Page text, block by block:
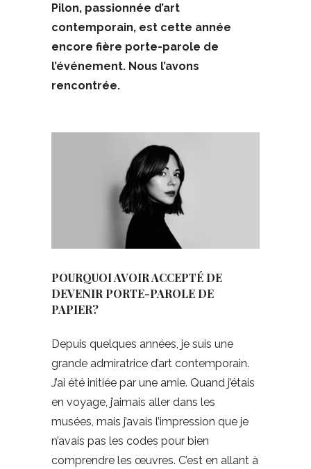
Pilon, passionnée d’art
contemporain, est cette année
encore fière porte-parole de
l’événement. Nous l’avons
rencontrée.
POURQUOI AVOIR ACCEPTÉ DE
DEVENIR PORTE-PAROLE DE
PAPIER?
Depuis quelques années, je suis une
grande admiratrice d’art contemporain.
J’ai été initiée par une amie. Quand j’étais
en voyage, j’aimais aller dans les
musées, mais j’avais l’impression que je
n’avais pas les codes pour bien
comprendre les œuvres. C’est en allant à